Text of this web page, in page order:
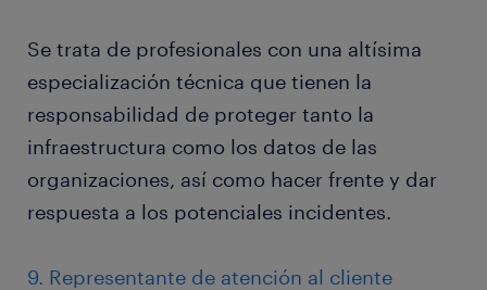
Se trata de profesionales con una altísima
especialización técnica que tienen la
responsabilidad de proteger tanto la
infraestructura como los datos de las
organizaciones, así como hacer frente y dar
respuesta a los potenciales incidentes.
9. Representante de atención al cliente